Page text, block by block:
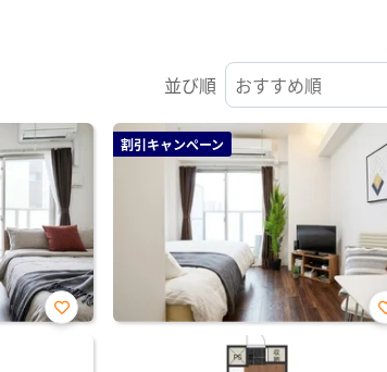
並び順
お気
割引キャンペーン